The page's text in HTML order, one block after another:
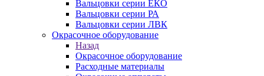
Вальцовки серии ЕКО
Вальцовки серии РА
Вальцовки серии ЛВК
Окрасочное оборудование
Назад
Окрасочное оборудование
Расходные материалы